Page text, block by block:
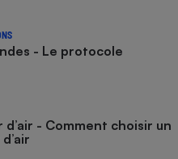
- Le protocole
d’air - Comment choisir un